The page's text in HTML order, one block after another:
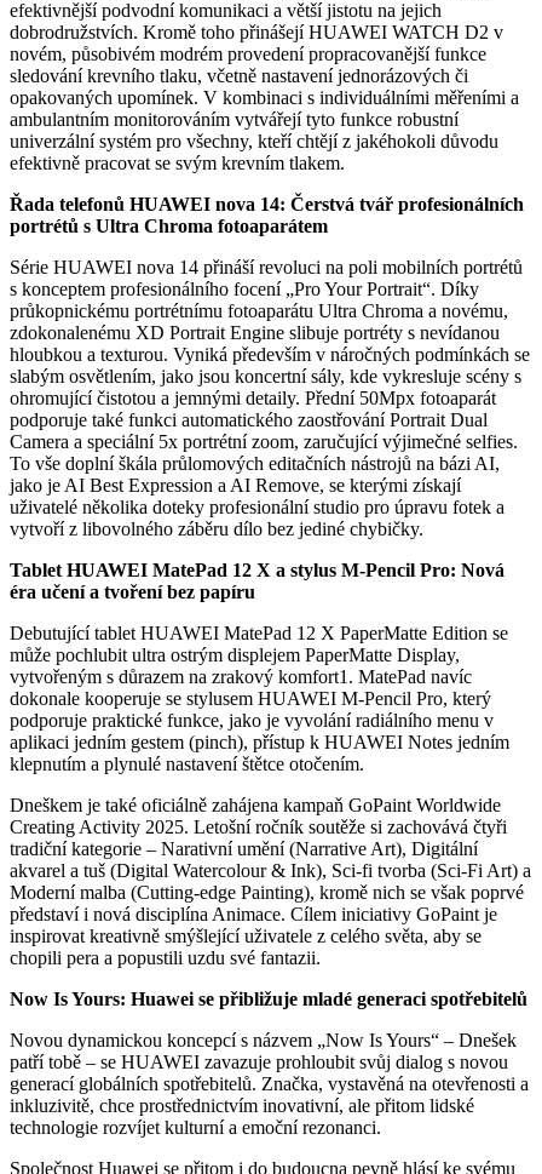
efektivnější podvodní komunikaci a větší jistotu na jejich
dobrodružstvích. Kromě toho přinášejí HUAWEI WATCH D2 v
novém, působivém modrém provedení propracovanější funkce
sledování krevního tlaku, včetně nastavení jednorázových či
opakovaných upomínek. V kombinaci s individuálními měřeními a
ambulantním monitorováním vytvářejí tyto funkce robustní
univerzální systém pro všechny, kteří chtějí z jakéhokoli důvodu
efektivně pracovat se svým krevním tlakem.
Řada telefonů HUAWEI nova 14: Čerstvá tvář profesionálních
portrétů s Ultra Chroma fotoaparátem
Série HUAWEI nova 14 přináší revoluci na poli mobilních portrétů
s konceptem profesionálního focení „Pro Your Portrait“. Díky
průkopnickému portrétnímu fotoaparátu Ultra Chroma a novému,
zdokonalenému XD Portrait Engine slibuje portréty s nevídanou
hloubkou a texturou. Vyniká především v náročných podmínkách se
slabým osvětlením, jako jsou koncertní sály, kde vykresluje scény s
ohromující čistotou a jemnými detaily. Přední 50Mpx fotoaparát
podporuje také funkci automatického zaostřování Portrait Dual
Camera a speciální 5x portrétní zoom, zaručující výjimečné selfies.
To vše doplní škála průlomových editačních nástrojů na bázi AI,
jako je AI Best Expression a AI Remove, se kterými získají
uživatelé několika doteky profesionální studio pro úpravu fotek a
vytvoří z libovolného záběru dílo bez jediné chybičky.
Tablet HUAWEI MatePad 12 X a stylus M-Pencil Pro: Nová
éra učení a tvoření bez papíru
Debutující tablet HUAWEI MatePad 12 X PaperMatte Edition se
může pochlubit ultra ostrým displejem PaperMatte Display,
vytvořeným s důrazem na zrakový komfort1. MatePad navíc
dokonale kooperuje se stylusem HUAWEI M-Pencil Pro, který
podporuje praktické funkce, jako je vyvolání radiálního menu v
aplikaci jedním gestem (pinch), přístup k HUAWEI Notes jedním
klepnutím a plynulé nastavení štětce otočením.
Dneškem je také oficiálně zahájena kampaň GoPaint Worldwide
Creating Activity 2025. Letošní ročník soutěže si zachovává čtyři
tradiční kategorie – Narativní umění (Narrative Art), Digitální
akvarel a tuš (Digital Watercolour & Ink), Sci-fi tvorba (Sci-Fi Art) a
Moderní malba (Cutting-edge Painting), kromě nich se však poprvé
představí i nová disciplína Animace. Cílem iniciativy GoPaint je
inspirovat kreativně smýšlející uživatele z celého světa, aby se
chopili pera a popustili uzdu své fantazii.
Now Is Yours: Huawei se přibližuje mladé generaci spotřebitelů
Novou dynamickou koncepcí s názvem „Now Is Yours“ – Dnešek
patří tobě – se HUAWEI zavazuje prohloubit svůj dialog s novou
generací globálních spotřebitelů. Značka, vystavěná na otevřenosti a
inkluzivitě, chce prostřednictvím inovativní, ale přitom lidské
technologie rozvíjet kulturní a emoční rezonanci.
Společnost Huawei se přitom i do budoucna pevně hlásí ke svému